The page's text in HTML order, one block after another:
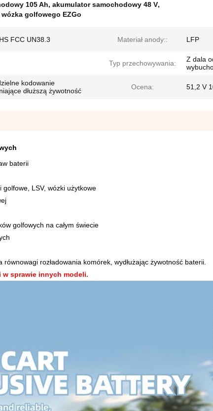
105 Ah, akumulator samochodowy 48 V,
golfowego EZGo
FCC UN38.3 Materiał anody:: LFP
Typ przechowywania:
Z dala
kodowanie
dłuższą żywotność
Ocena: 51,2 V
baterii
LSV, wózki użytkowe
golfowych na całym świecie
rozładowania komórek, wydłużając żywotność baterii.
w sprawie innych modeli.